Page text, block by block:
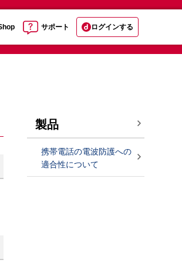
サポート ログインする
製品
携帯電話の電波防護への
適合性について